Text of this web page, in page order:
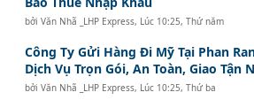
bởiVăn Nhã _LHP Express, Lúc 10:25, Thứ năm
Công Ty Gửi Hàng Đi Mỹ Tại Phan
Dịch Vụ Trọn Gói, An Toàn, Giao Tận
bởiVăn Nhã _LHP Express, Lúc 10:25, Thứ ba